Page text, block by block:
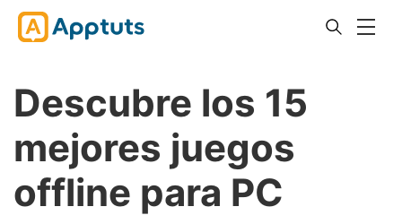
Descubre los 15
mejores juegos
offline para PC